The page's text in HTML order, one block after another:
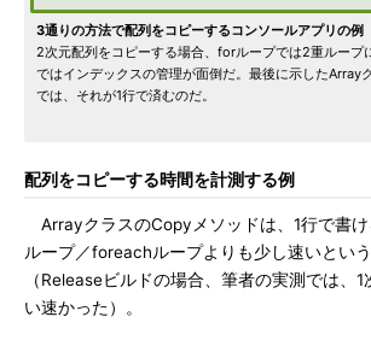
3通りの方法で配列をコピーするコンソールアプリの例
2次元配列をコピーする場合、forループでは2重ループ
ではインデックスの管理が面倒だ。最後に示したArray
では、それが1行で済むのだ。
配列をコピーする時間を計測する例
ArrayクラスのCopyメソッドは、1行で書
ループ／foreachループよりも少し速いとい
（Releaseビルドの場合、筆者の実測では、
い速かった）。